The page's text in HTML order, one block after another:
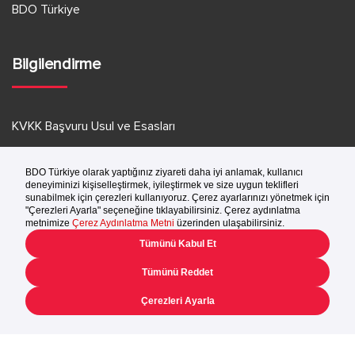
BDO Türkiye
Bilgilendirme
KVKK Başvuru Usul ve Esasları
Kullanım Koşulları
Gizlilik Bildirimi